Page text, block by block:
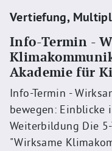
Vertiefung,
Info-Termin -
Akademie für
Info-Termin -
bewegen: Einblicke
Weiterbildung Die
"Wirksame